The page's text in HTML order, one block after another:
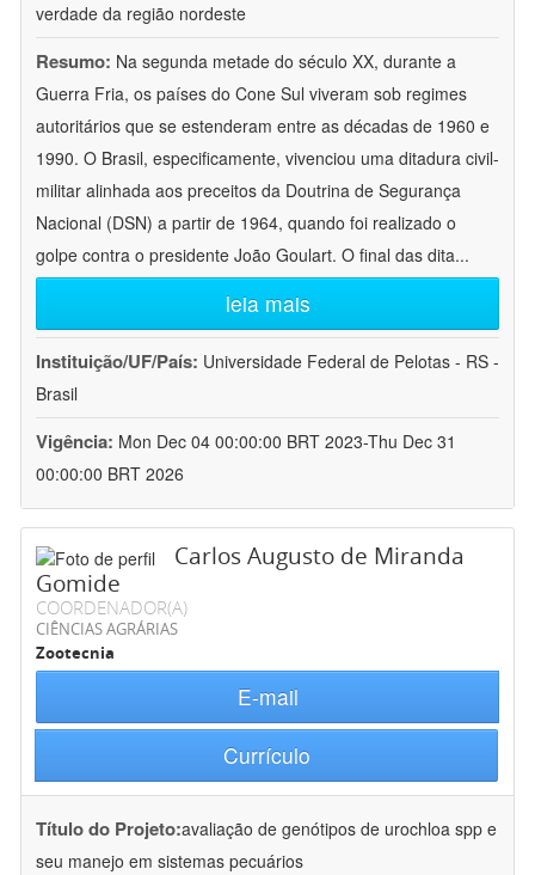
verdade da região nordeste
Resumo: Na segunda metade do século XX, durante a
Guerra Fria, os países do Cone Sul viveram sob regimes
autoritários que se estenderam entre as décadas de 1960 e
1990. O Brasil, especificamente, vivenciou uma ditadura civil-
militar alinhada aos preceitos da Doutrina de Segurança
Nacional (DSN) a partir de 1964, quando foi realizado o
golpe contra o presidente João Goulart. O final das dita...
leia mais
Instituição/UF/País: Universidade Federal de Pelotas - RS -
Brasil
Vigência: Mon Dec 04 00:00:00 BRT 2023-Thu Dec 31
00:00:00 BRT 2026
Carlos Augusto de Miranda
Gomide
COORDENADOR(A)
CIÊNCIAS AGRÁRIAS
Zootecnia
E-mail
Currículo
Título do Projeto:avaliação de genótipos de urochloa spp e
seu manejo em sistemas pecuários